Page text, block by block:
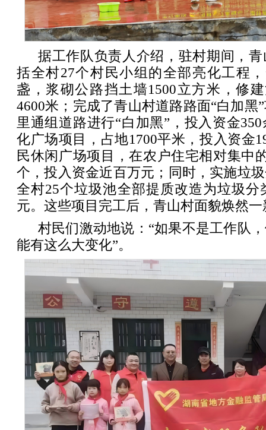
据工作队负责人介绍，驻村期间，
括全村27个村民小组的全部亮化工程
盏，浆砌公路挡土墙1500立方米，修
4600米；完成了青山村道路路面“白加黑
里通组道路进行“白加黑”，投入资金
化广场项目，占地1700平米，投入资金
民休闲广场项目，在农户住宅相对集中
个，投入资金近百万元；同时，实施垃
全村25个垃圾池全部提质改造为垃圾分
元。这些项目完工后，青山村面貌焕然一
村民们激动地说：“如果不是工作队
能有这么大变化”。